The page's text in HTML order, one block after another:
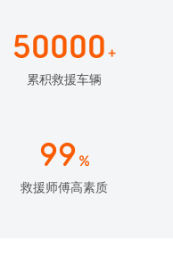
50000 +
累积救援车辆
99 %
救援师傅高素质